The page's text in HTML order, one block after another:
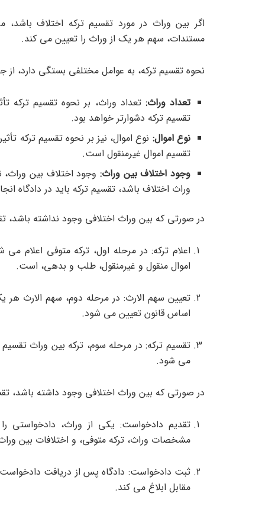
اگر بین وراث در مورد تقسیم ترکه اختلاف باشد،
مستندات، سهم هر یک از وراث را تعیین می کند.
نحوه تقسیم ترکه، به عوامل مختلفی بستگی دارد، از
تعداد وراث: تعداد وراث، بر نحوه تقسیم ترکه
تقسیم ترکه دشوارتر خواهد بود.
نوع اموال: نوع اموال، نیز بر نحوه تقسیم ترکه
تقسیم اموال غیرمنقول است.
وجود اختلاف بین وراث: وجود اختلاف بین وراث،
وراث اختلاف باشد، تقسیم ترکه باید در دادگاه
در صورتی که بین وراث اختلافی وجود نداشته باشد،
اعلام ترکه: در مرحله اول، ترکه متوفی اعلام
اموال منقول و غیرمنقول، طلب و بدهی، است.
تعیین سهم الارث: در مرحله دوم، سهم الارث
اساس قانون تعیین می شود.
تقسیم ترکه: در مرحله سوم، ترکه بین وراث
می شود.
در صورتی که بین وراث اختلافی وجود داشته باشد،
تقدیم دادخواست: یکی از وراث، دادخواستی
مشخصات وراث، ترکه متوفی، و اختلافات بین
ثبت دادخواست: دادگاه پس از دریافت
مقابل ابلاغ می کند.